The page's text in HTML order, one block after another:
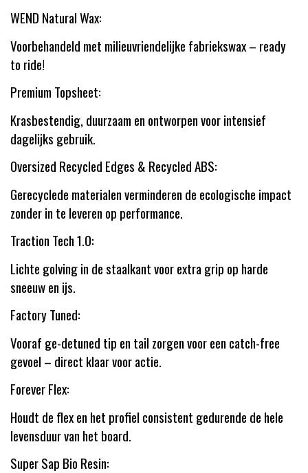
WEND Natural Wax:
Voorbehandeld met milieuvriendelijke fabriekswax – ready
to ride!
Premium Topsheet:
Krasbestendig, duurzaam en ontworpen voor intensief
dagelijks gebruik.
Oversized Recycled Edges & Recycled ABS:
Gerecyclede materialen verminderen de ecologische impact
zonder in te leveren op performance.
Traction Tech 1.0:
Lichte golving in de staalkant voor extra grip op harde
sneeuw en ijs.
Factory Tuned:
Vooraf ge-detuned tip en tail zorgen voor een catch-free
gevoel – direct klaar voor actie.
Forever Flex:
Houdt de flex en het profiel consistent gedurende de hele
levensduur van het board.
Super Sap Bio Resin: